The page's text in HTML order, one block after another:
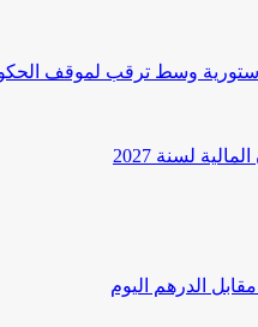
وسط ترقب لموقف
لسنة 2027
الدرهم اليوم